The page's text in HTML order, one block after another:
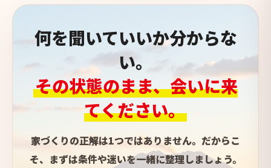
何を聞いていいか分からな
い。
その状態のまま、会いに来
てください。
家づくりの正解は1つではありません。だからこ
そ、まずは条件や迷いを一緒に整理しましょう。